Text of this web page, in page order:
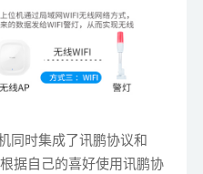
同时集成了讯鹏协议和
据自己的喜好使用讯鹏协